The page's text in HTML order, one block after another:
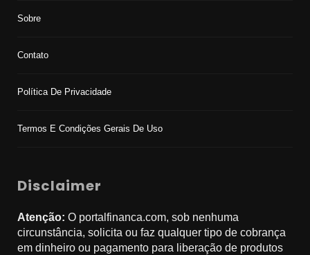
Sobre
Contato
Política De Privacidade
Termos E Condições Gerais De Uso
Disclaimer
Atenção: O portalfinanca.com, sob nenhuma
circunstância, solicita ou faz qualquer tipo de cobrança
em dinheiro ou pagamento para liberação de produtos